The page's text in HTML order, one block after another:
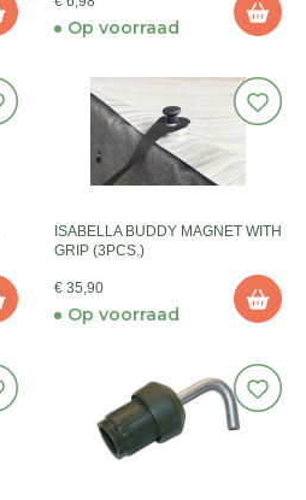
Op voorraad
ISABELLA BUDDY MAGNET WITH
GRIP (3PCS.)
€ 35,90
Op voorraad